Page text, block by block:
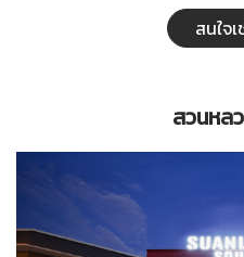
สนใจ
สวนหล